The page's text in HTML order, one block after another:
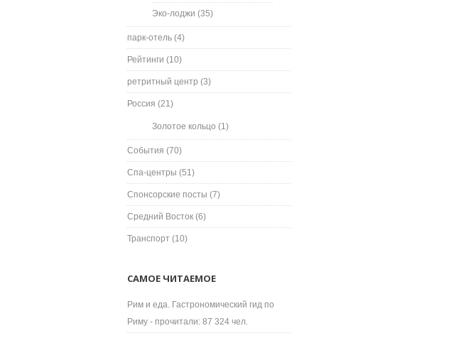
Эко-лоджи (35)
парк-отель (4)
Рейтинги (10)
ретритный центр (3)
Россия (21)
Золотое кольцо (1)
События (70)
Спа-центры (51)
Спонсорские посты (7)
Средний Восток (6)
Транспорт (10)
САМОЕ ЧИТАЕМОЕ
Рим и еда. Гастрономический гид по
Риму - прочитали: 87 324 чел.